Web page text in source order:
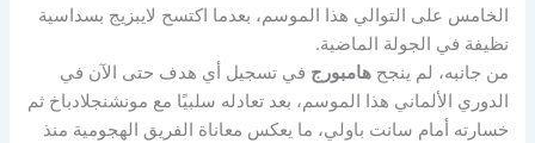
الخامس على التوالي هذا الموسم، بعدما اكتسح لايبزيج بسداسية
نظيفة في الجولة الماضية.
من جانبه، لم ينجحهامبورج في تسجيل أي هدف حتى الآن في
الدوري الألماني هذا الموسم، بعد تعادله سلبيًا مع مونشنجلادباخ ثم
خسارته أمام سانت باولي، ما يعكس معاناة الفريق الهجومية منذ